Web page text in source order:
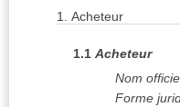
1. Acheteur
1.1 Acheteur
Nom
Forme